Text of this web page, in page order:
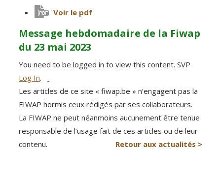
Voir le pdf
Message hebdomadaire de la Fiwap
du 23 mai 2023
You need to be logged in to view this content. SVP
Log In.
Les articles de ce site « fiwap.be » n’engagent pas la
FIWAP hormis ceux rédigés par ses collaborateurs.
La FIWAP ne peut néanmoins aucunement être tenue
responsable de l’usage fait de ces articles ou de leur
contenu.
Retour aux actualités >